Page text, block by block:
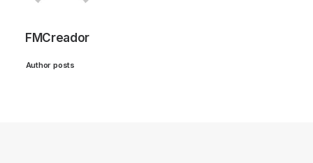
FMCreador
Author posts